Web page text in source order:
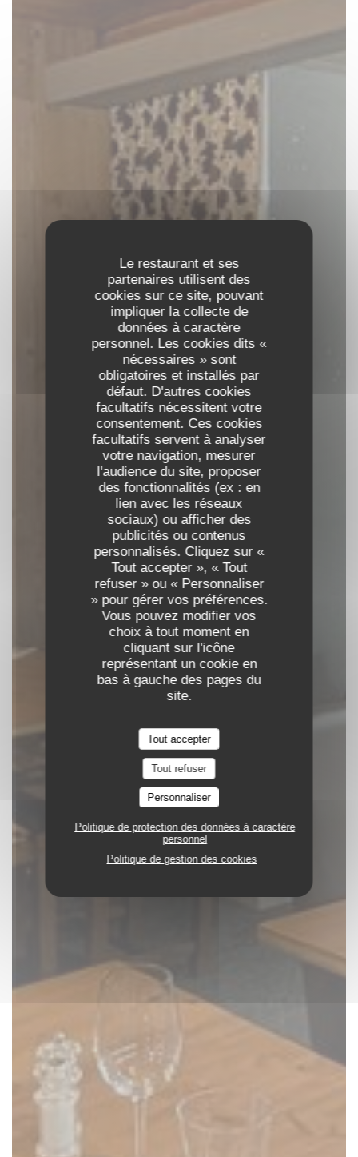
Le restaurant et ses
partenaires utilisent des
cookies sur ce site, pouvant
impliquer la collecte de
données à caractère
personnel. Les cookies dits «
nécessaires » sont
obligatoires et installés par
défaut. D'autres cookies
facultatifs nécessitent votre
consentement. Ces cookies
facultatifs servent à analyser
votre navigation, mesurer
l'audience du site, proposer
des fonctionnalités (ex : en
lien avec les réseaux
sociaux) ou afficher des
publicités ou contenus
personnalisés. Cliquez sur «
Tout accepter », « Tout
refuser » ou « Personnaliser
» pour gérer vos préférences.
Vous pouvez modifier vos
choix à tout moment en
cliquant sur l'icône
représentant un cookie en
bas à gauche des pages du
site.
Tout accepter
Tout refuser
Personnaliser
Politique de protection des données à caractère
personnel
Politique de gestion des cookies
La Spatule
RESTAURANT TRADITIONNEL
| LES ALLUES
RÉSERVER